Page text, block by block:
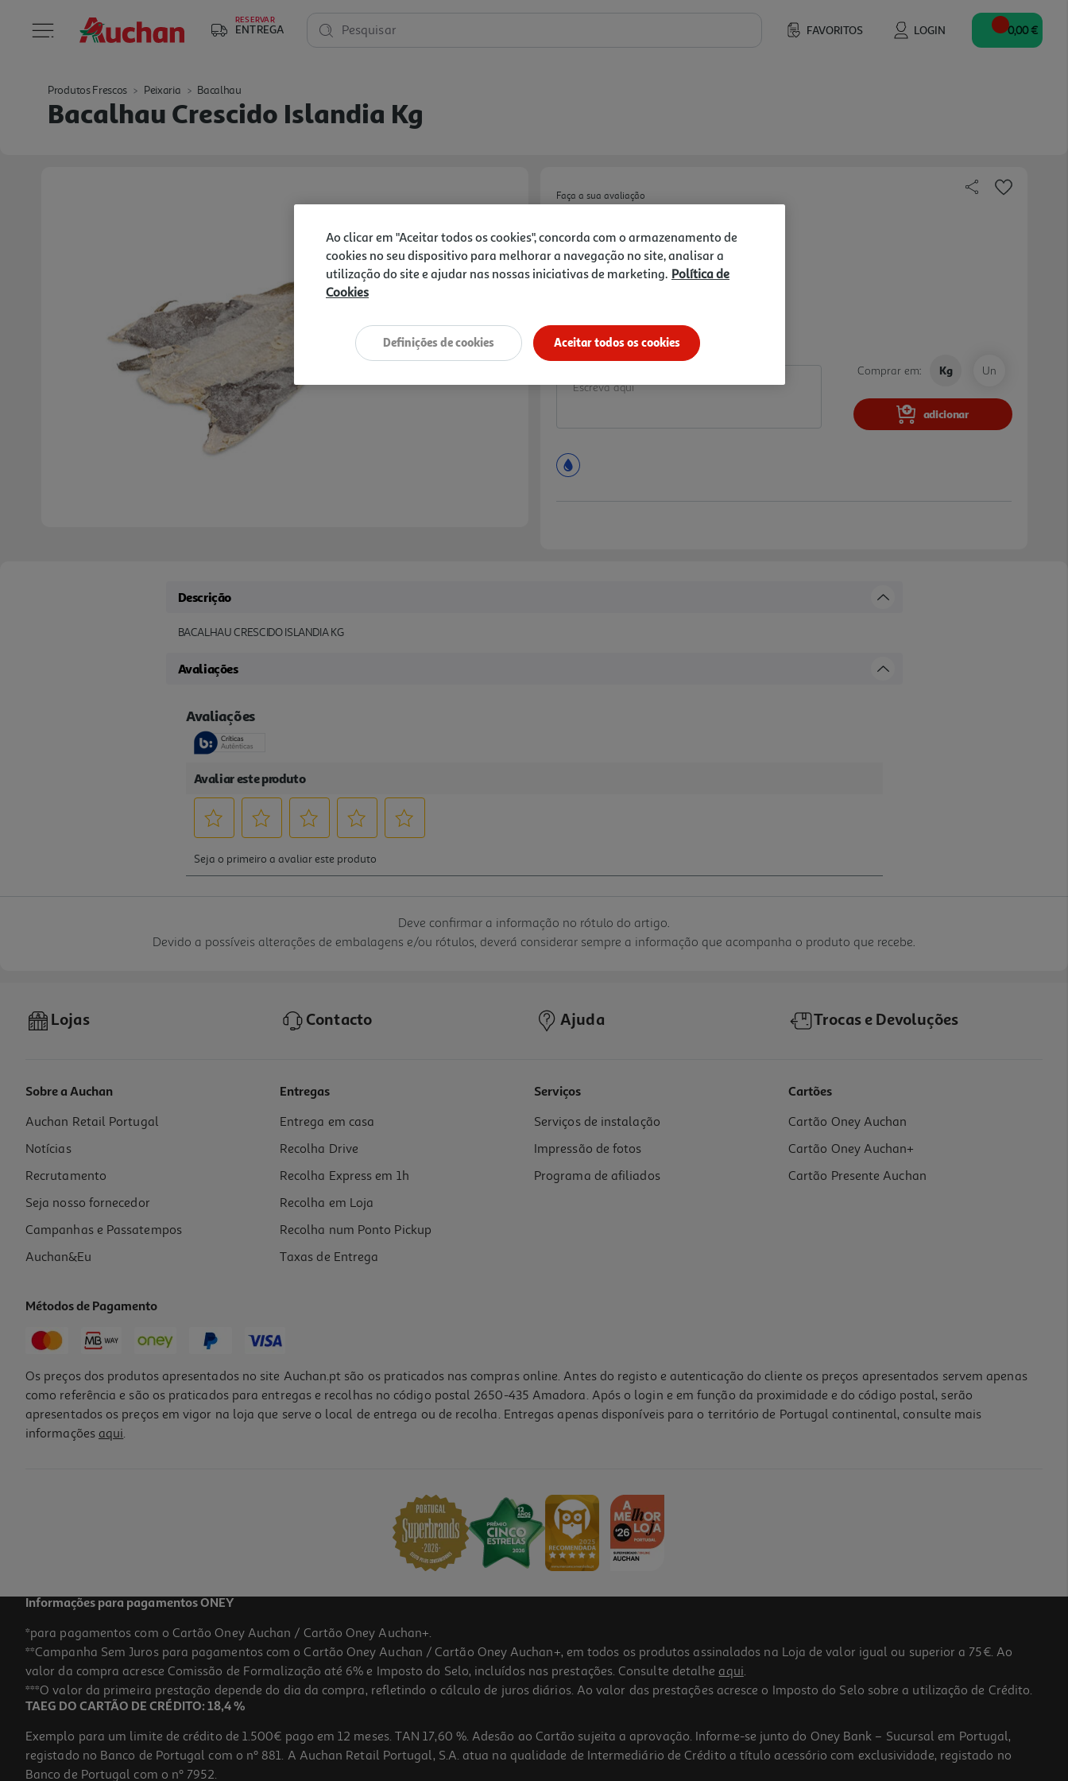
RESERVAR
ENTREGA FAVORITOS LOGIN
Pesquisar 0,00 €
Produtos Frescos Peixaria Bacalhau
Bacalhau Crescido Islandia Kg
Faça a sua avaliação
Quant. Mínima = 1Kg (1 un) 21.49 €/un
Comprar em:
Kg Un
adicionar
Descrição
BACALHAU CRESCIDO ISLANDIA KG
Avaliações
Deve confirmar a informação no rótulo do artigo.
Devido a possíveis alterações de embalagens e/ou rótulos, deverá considerar sempre a informação que acompanha o produto que recebe.
Lojas Contacto Ajuda Trocas e Devoluções
Sobre a Auchan
Auchan Retail Portugal
Notícias
Recrutamento
Seja nosso fornecedor
Campanhas e Passatempos
Auchan&Eu
Entregas
Entrega em casa
Recolha Drive
Recolha Express em 1h
Recolha em Loja
Recolha num Ponto Pickup
Taxas de Entrega
Serviços
Serviços de instalação
Impressão de fotos
Programa de afiliados
Cartões
Cartão Oney Auchan
Cartão Oney Auchan+
Cartão Presente Auchan
Métodos de Pagamento
Os preços dos produtos apresentados no site Auchan.pt são os praticados nas compras online. Antes do registo e autenticação do cliente os preços apresentados servem apenas
como referência e são os praticados para entregas e recolhas no código postal 2650-435 Amadora. Após o login e em função da proximidade e do código postal, serão
apresentados os preços em vigor na loja que serve o local de entrega ou de recolha. Entregas apenas disponíveis para o território de Portugal continental, consulte mais
informações aqui.
Informações para pagamentos ONEY
*para pagamentos com o Cartão Oney Auchan / Cartão Oney Auchan+.
**Campanha Sem Juros para pagamentos com o Cartão Oney Auchan / Cartão Oney Auchan+, em todos os produtos assinalados na Loja de valor igual ou superior a 75€. Ao
valor da compra acresce Comissão de Formalização até 6% e Imposto do Selo, incluídos nas prestações. Consulte detalhe aqui.
***O valor da primeira prestação depende do dia da compra, refletindo o cálculo de juros diários. Ao valor das prestações acresce o Imposto do Selo sobre a utilização de Crédito.
TAEG DO CARTÃO DE CRÉDITO: 18,4 %
Exemplo para um limite de crédito de 1.500€ pago em 12 meses. TAN 17,60 %. Adesão ao Cartão sujeita a aprovação. Informe-se junto do Oney Bank – Sucursal em Portugal,
registado no Banco de Portugal com o nº 881. A Auchan Retail Portugal, S.A. atua na qualidade de Intermediário de Crédito a título acessório com exclusividade, registado no
Banco de Portugal com o nº 7952.
Ao clicar em "Aceitar todos os cookies", concorda com o armazenamento de
cookies no seu dispositivo para melhorar a navegação no site, analisar a
utilização do site e ajudar nas nossas iniciativas de marketing. Política de
Cookies
Aceitar todos os cookies
Definições de cookies